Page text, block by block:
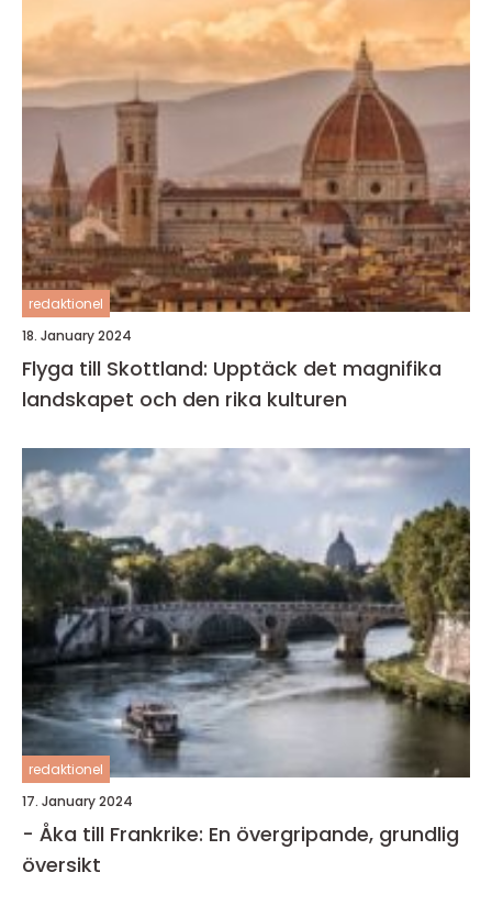
redaktionel
18. January 2024
Flyga till Skottland: Upptäck det magnifika
landskapet och den rika kulturen
redaktionel
17. January 2024
- Åka till Frankrike: En övergripande, grundlig
översikt